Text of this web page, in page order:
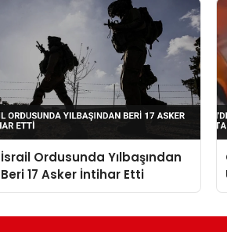
İsrail Ordusunda Yılbaşından
Beri 17 Asker İntihar Etti